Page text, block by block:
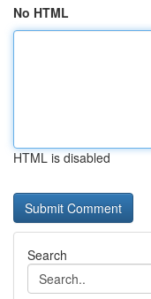
No HTML
HTML is disabled
Search